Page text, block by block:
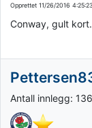
Opprettet 11/26/2016
Conway, gult kort.
Antall innlegg: